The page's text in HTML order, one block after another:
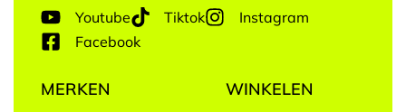
Youtube Tiktok
Instagram
Facebook
MERKEN WINKELEN